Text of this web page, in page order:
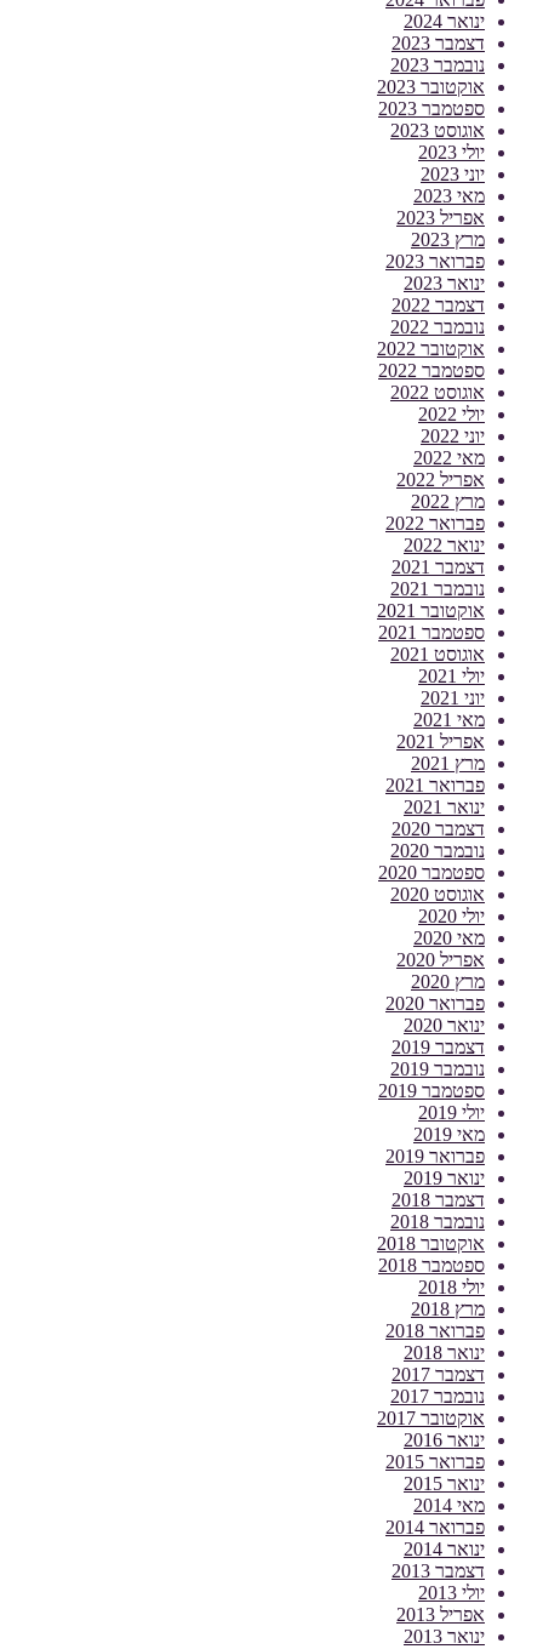
ינואר 2024
דצמבר 2023
נובמבר 2023
אוקטובר 2023
ספטמבר 2023
אוגוסט 2023
יולי 2023
יוני 2023
מאי 2023
אפריל 2023
מרץ 2023
פברואר 2023
ינואר 2023
דצמבר 2022
נובמבר 2022
אוקטובר 2022
ספטמבר 2022
אוגוסט 2022
יולי 2022
יוני 2022
מאי 2022
אפריל 2022
מרץ 2022
פברואר 2022
ינואר 2022
דצמבר 2021
נובמבר 2021
אוקטובר 2021
ספטמבר 2021
אוגוסט 2021
יולי 2021
יוני 2021
מאי 2021
אפריל 2021
מרץ 2021
פברואר 2021
ינואר 2021
דצמבר 2020
נובמבר 2020
ספטמבר 2020
אוגוסט 2020
יולי 2020
מאי 2020
אפריל 2020
מרץ 2020
פברואר 2020
ינואר 2020
דצמבר 2019
נובמבר 2019
ספטמבר 2019
יולי 2019
מאי 2019
פברואר 2019
ינואר 2019
דצמבר 2018
נובמבר 2018
אוקטובר 2018
ספטמבר 2018
יולי 2018
מרץ 2018
פברואר 2018
ינואר 2018
דצמבר 2017
נובמבר 2017
אוקטובר 2017
ינואר 2016
פברואר 2015
ינואר 2015
מאי 2014
פברואר 2014
ינואר 2014
דצמבר 2013
יולי 2013
אפריל 2013
ינואר 2013